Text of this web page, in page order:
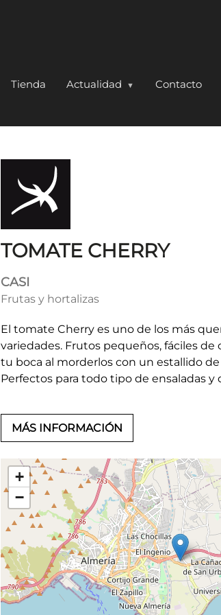
Tienda Actualidad Contacto
TOMATE CHERRY
CASI
Frutas y hortalizas
El tomate Cherry es uno de los más
variedades. Frutos pequeños, fáciles
tu boca al morderlos con un estallido de
Perfectos para todo tipo de ensaladas y
MÁS INFORMACIÓN
+
−